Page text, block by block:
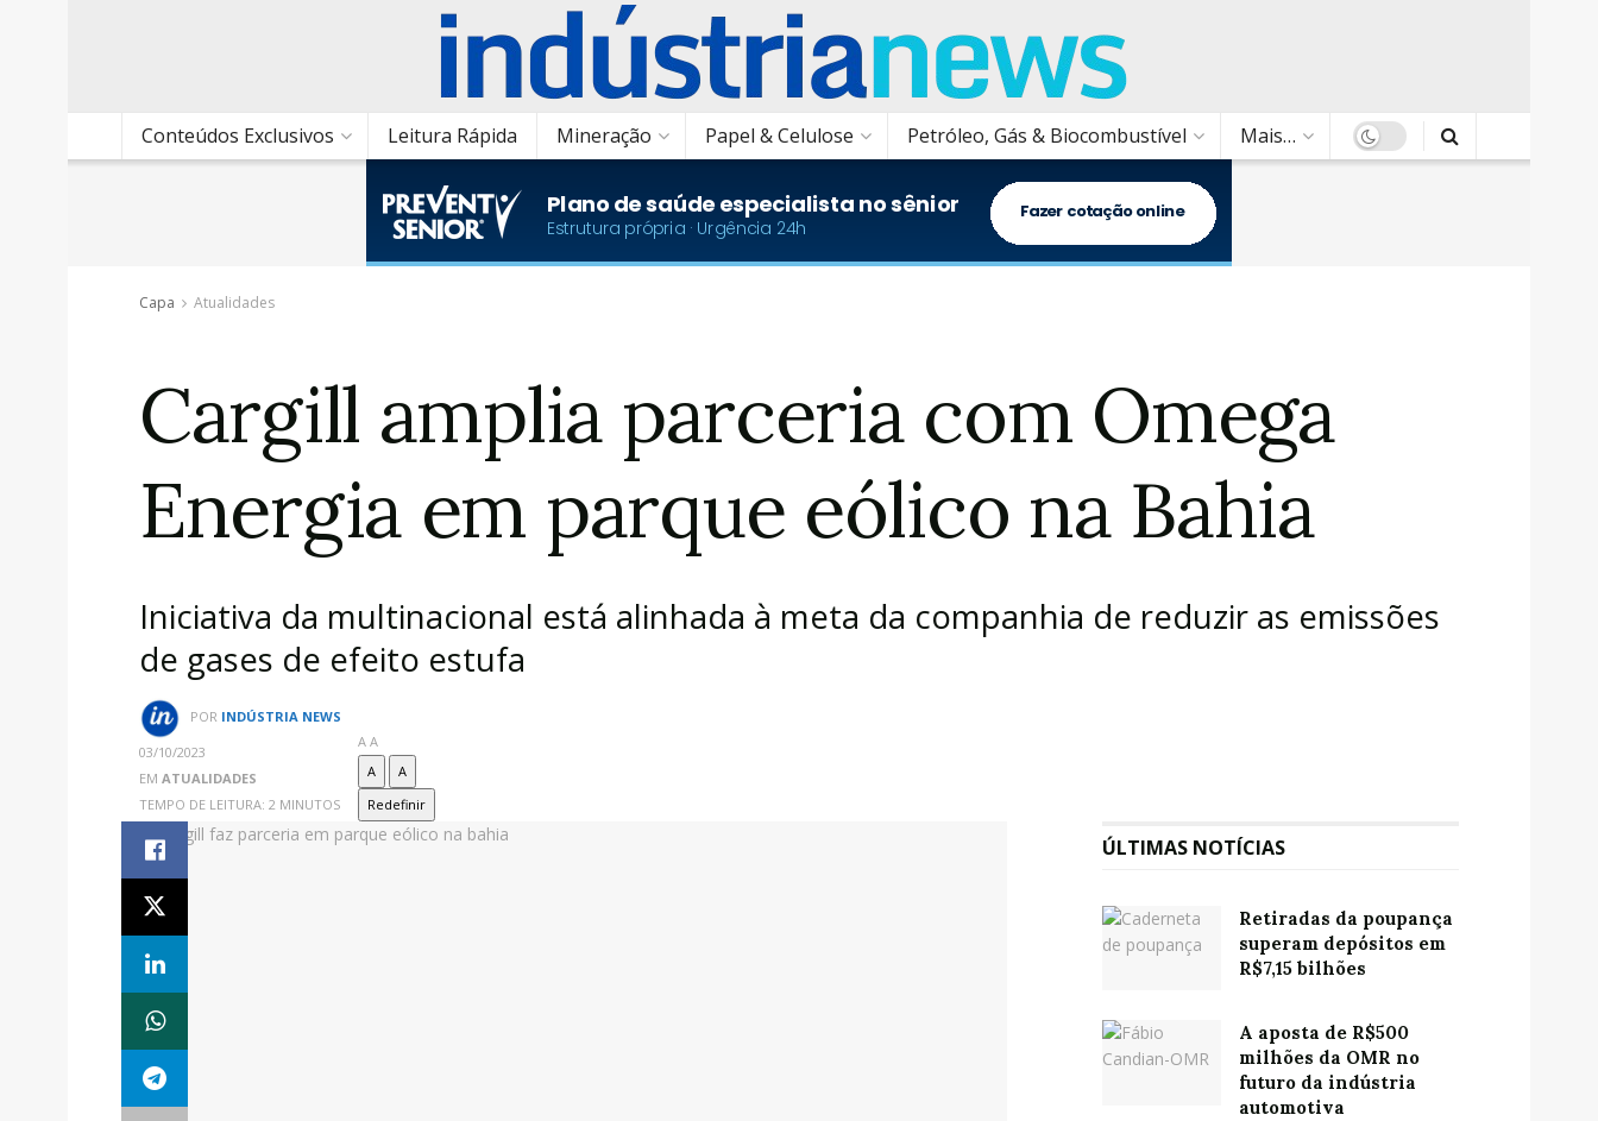
Conteúdos Exclusivos Leitura Rápida Mineração Papel & Celulose Petróleo, Gás & Biocombustível Mais…
Capa Atualidades
Cargill amplia parceria com Omega
Energia em parque eólico na Bahia
Iniciativa da multinacional está alinhada à meta da companhia de reduzir as emissões
de gases de efeito estufa
POR INDÚSTRIA NEWS
03/10/2023
EM ATUALIDADES
TEMPO DE LEITURA: 2 MINUTOS
A A
A
A
Redefinir
ÚLTIMAS NOTÍCIAS
Retiradas da poupança
superam depósitos em
R$7,15 bilhões
A aposta de R$500
milhões da OMR no
futuro da indústria
automotiva